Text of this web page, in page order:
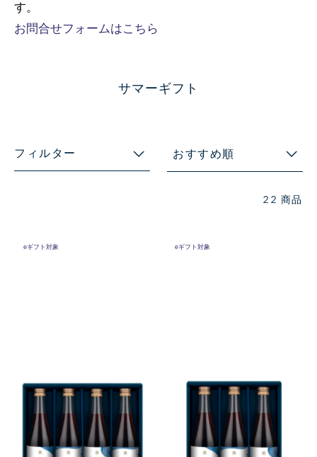
す。
お問合せフォームはこちら
サマーギフト
フィルター おすすめ順
22 商品
eギフト対象
ロイヤル コペンハーゲン アイ
スコーヒーセット (RD50)
￥5,400 (税込)
eギフト対象
ロイヤル コペンハーゲン アイ
スコーヒーセット (RD40)
￥4,320 (税込)